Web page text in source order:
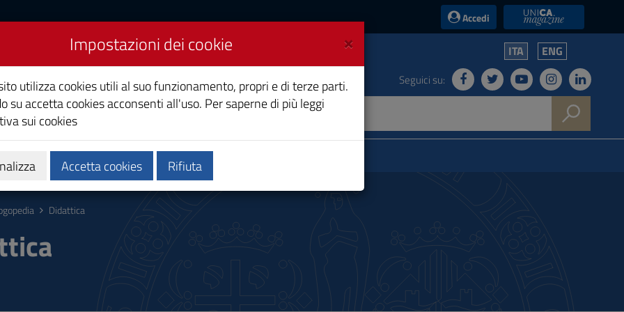
Accedi UniCA News
ITA ENG
Seguici su:
Calendari e orari Qualità e miglioramento
Didattica
×
Impostazioni dei cookie
utilizza cookies utili al suo funzionamento, propri e di terze parti.
su accetta cookies acconsenti all'uso. Per saperne di più leggi
sui cookies
Accetta cookies Rifiuta